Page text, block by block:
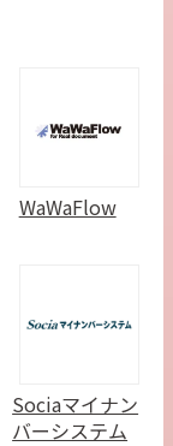
WaWaFlow
Sociaマイナン
バーシステム